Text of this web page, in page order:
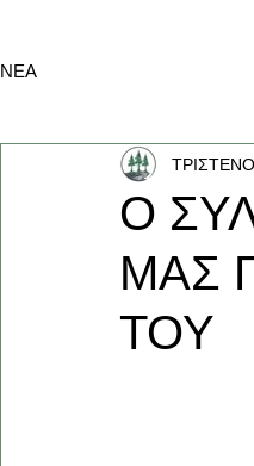
ΝΕΑ
Ο
ΜΑΣ
ΤΟΥ